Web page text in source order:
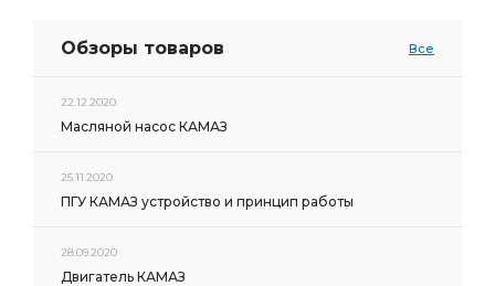
Обзоры товаров Все
22.12.2020
Масляной насос КАМАЗ
25.11.2020
ПГУ КАМАЗ устройство и принцип работы
28.09.2020
Двигатель КАМАЗ